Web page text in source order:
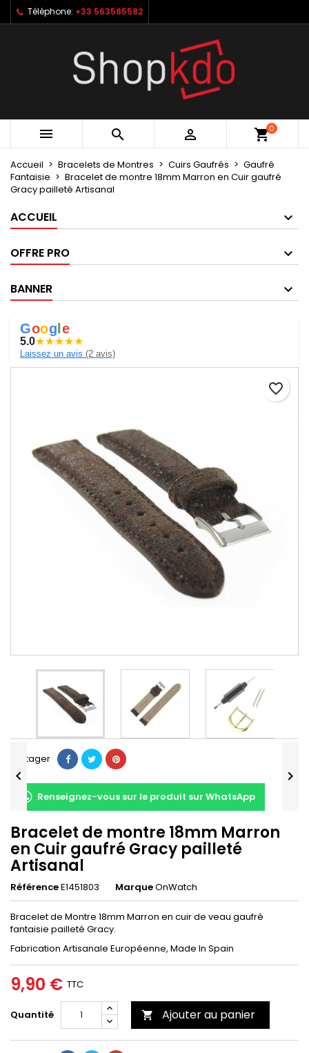
Téléphone: +33 563585582
   shopping_cart0
Accueil Bracelets de Montres Cuirs Gaufrés
Gaufré
Fantaisie
Bracelet de montre 18mm Marron en Cuir gaufré
Gracy pailleté Artisanal
ACCUEIL
OFFRE PRO
BANNER
Goog e
5.0★★★★★
Laissez un avis (2 avis)
 
Partager
Renseignez-vous sur le produit sur WhatsApp
Bracelet de montre 18mm Marron
en Cuir gaufré Gracy pailleté
Artisanal
RéférenceE1451803 MarqueOnWatch
Bracelet de Montre 18mm Marron en cuir de veau gaufré
fantaisie pailleté Gracy.
Fabrication Artisanale Européenne, Made In Spain
9,90 € TTC
Quantité  Ajouter au panier
favorite_border
My wishlists ×
Create new list
Créer une liste d'envies ×
Nom de la liste d'envies
Annuler Créer une liste d'envies
Connexion ×
Vous devez être connecté pour ajouter des produits
à votre liste d'envies.
Annuler Connexion